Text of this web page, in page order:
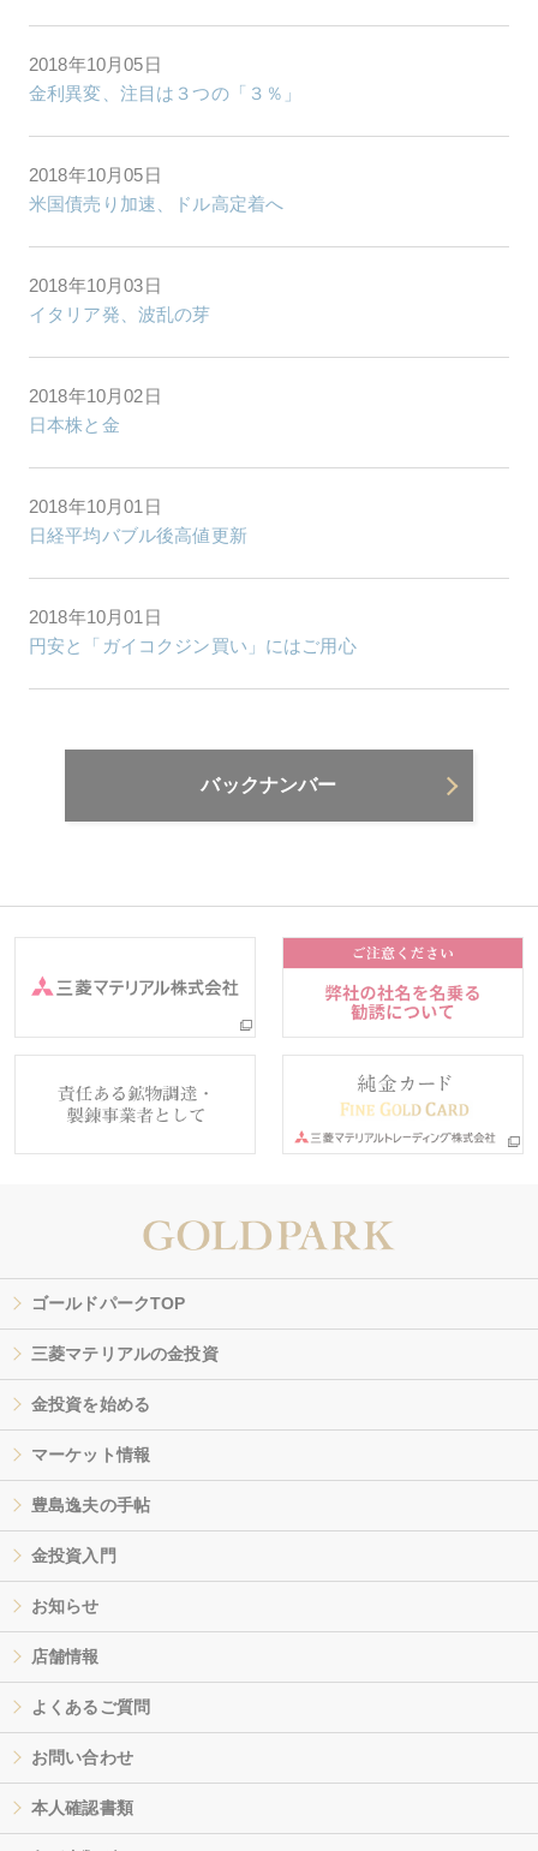
2018年10月05日
金利異変、注目は３つの「３％」
2018年10月05日
米国債売り加速、ドル高定着へ
2018年10月03日
イタリア発、波乱の芽
2018年10月02日
日本株と金
2018年10月01日
日経平均バブル後高値更新
2018年10月01日
円安と「ガイコクジン買い」にはご用心
バックナンバー
ゴールドパークTOP
三菱マテリアルの金投資
金投資を始める
マーケット情報
豊島逸夫の手帖
金投資入門
お知らせ
店舗情報
よくあるご質問
お問い合わせ
本人確認書類